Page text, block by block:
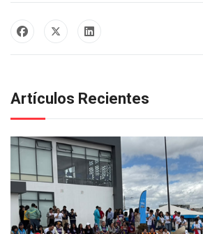
Artículos Recientes